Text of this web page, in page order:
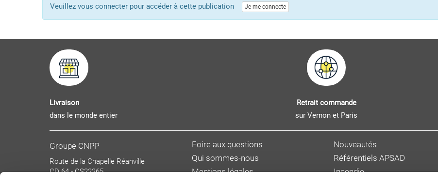
Veuillez vous connecter pour accéder à cette publication Je me connecte
Livraison
dans le monde entier
Retrait commande
sur Vernon et Paris
Groupe CNPP
Route de la Chapelle Réanville
CD 64 - CS22265
Foire aux questions
Qui sommes-nous
Mentions légales
Nouveautés
Référentiels APSAD
Incendie